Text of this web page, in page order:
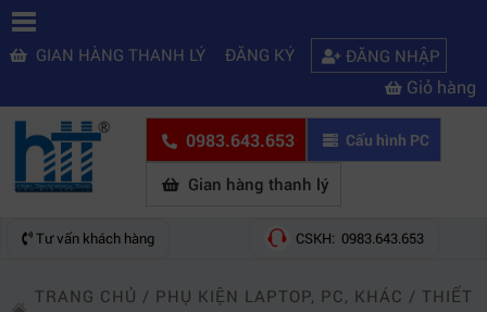
GIAN HÀNG THANH LÝ ĐĂNG KÝ ĐĂNG NHẬP
Giỏ hàng
0983.643.653 Cấu hình PC
Gian hàng thanh lý
Tư vấn khách hàng CSKH: 0983.643.653
TRANG CHỦ / PHỤ KIỆN LAPTOP, PC, KHÁC / THIẾT